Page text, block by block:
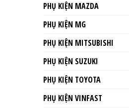
PHỤ KIỆN MAZDA
PHỤ KIỆN MG
PHỤ KIỆN MITSUBISHI
PHỤ KIỆN SUZUKI
PHỤ KIỆN TOYOTA
PHỤ KIỆN VINFAST